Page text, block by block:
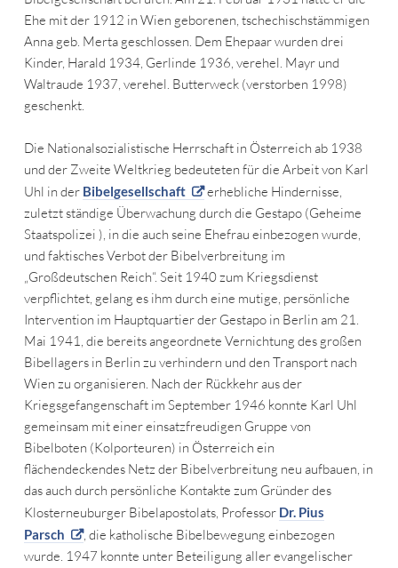
Ehe mit der 1912 in Wien geborenen, tschechischstämmigen
Anna geb. Merta geschlossen. Dem Ehepaar wurden drei
Kinder, Harald 1934, Gerlinde 1936, verehel. Mayr und
Waltraude 1937, verehel. Butterweck (verstorben 1998)
geschenkt.
Die Nationalsozialistische Herrschaft in Österreich ab 1938
und der Zweite Weltkrieg bedeuteten für die Arbeit von Karl
Uhl in der Bibelgesellschaft
erhebliche Hindernisse,
zuletzt ständige Überwachung durch die Gestapo (Geheime
Staatspolizei ), in die auch seine Ehefrau einbezogen wurde,
und faktisches Verbot der Bibelverbreitung im
„Großdeutschen Reich“. Seit 1940 zum Kriegsdienst
verpflichtet, gelang es ihm durch eine mutige, persönliche
Intervention im Hauptquartier der Gestapo in Berlin am 21.
Mai 1941, die bereits angeordnete Vernichtung des großen
Bibellagers in Berlin zu verhindern und den Transport nach
Wien zu organisieren. Nach der Rückkehr aus der
Kriegsgefangenschaft im September 1946 konnte Karl Uhl
gemeinsam mit einer einsatzfreudigen Gruppe von
Bibelboten (Kolporteuren) in Österreich ein
flächendeckendes Netz der Bibelverbreitung neu aufbauen, in
das auch durch persönliche Kontakte zum Gründer des
Klosterneuburger Bibelapostolats, Professor Dr. Pius
Parsch
, die katholische Bibelbewegung einbezogen
wurde. 1947 konnte unter Beteiligung aller evangelischer